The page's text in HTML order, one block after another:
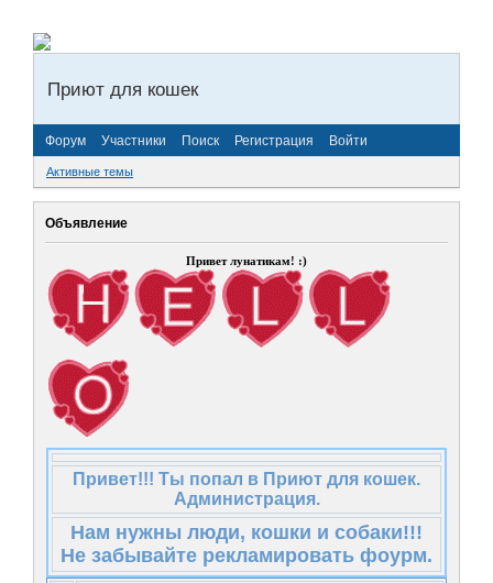
Приют для кошек
Форум Участники Поиск Регистрация Войти
Активные темы
Объявление
Привет лунатикам! :)
Привет!!! Ты попал в Приют для кошек.
Администрация.
Нам нужны люди, кошки и собаки!!!
Не забывайте рекламировать фоурм.